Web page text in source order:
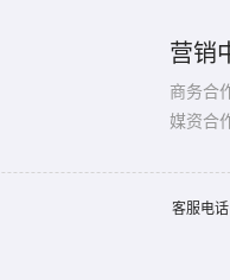
营销
商务合
媒资合
客服电